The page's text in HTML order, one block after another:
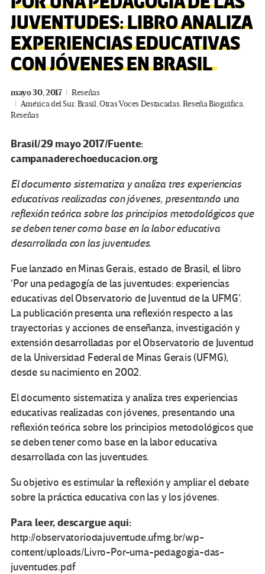
JUVENTUDES: LIBRO ANALIZA
EXPERIENCIAS EDUCATIVAS
CON JÓVENES EN BRASIL
mayo 30, 2017
Reseñas
América del Sur,Brasil,Otras Voces Destacadas,Reseña Biográfica,
Reseñas
Brasil/29 mayo 2017/Fuente:
campanaderechoeducacion.org
El documento sistematiza y analiza tres experiencias
educativas realizadas con jóvenes, presentando una
reflexión teórica sobre los principios metodológicos que
se deben tener como base en la labor educativa
desarrollada con las juventudes.
Fue lanzado en Minas Gerais, estado de Brasil, el libro
‘Por una pedagogía de las juventudes: experiencias
educativas del Observatorio de Juventud de la UFMG’.
La publicación presenta una reflexión respecto a las
trayectorias y acciones de enseñanza, investigación y
extensión desarrolladas por el Observatorio de Juventud
de la Universidad Federal de Minas Gerais (UFMG),
desde su nacimiento en 2002.
El documento sistematiza y analiza tres experiencias
educativas realizadas con jóvenes, presentando una
reflexión teórica sobre los principios metodológicos que
se deben tener como base en la labor educativa
desarrollada con las juventudes.
Su objetivo es estimular la reflexión y ampliar el debate
sobre la práctica educativa con las y los jóvenes.
Para leer, descargue aqui:
http://observatoriodajuventude.ufmg.br/wp-
content/uploads/Livro-Por-uma-pedagogia-das-
juventudes.pdf